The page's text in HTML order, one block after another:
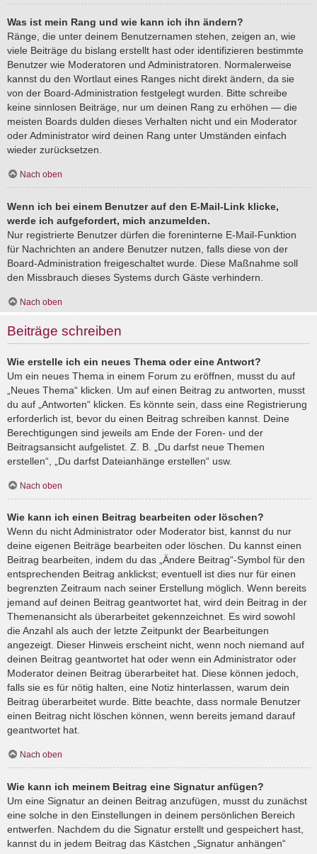
Was ist mein Rang und wie kann ich ihn ändern?
Ränge, die unter deinem Benutzernamen stehen, zeigen an, wie
viele Beiträge du bislang erstellt hast oder identifizieren bestimmte
Benutzer wie Moderatoren und Administratoren. Normalerweise
kannst du den Wortlaut eines Ranges nicht direkt ändern, da sie
von der Board-Administration festgelegt wurden. Bitte schreibe
keine sinnlosen Beiträge, nur um deinen Rang zu erhöhen — die
meisten Boards dulden dieses Verhalten nicht und ein Moderator
oder Administrator wird deinen Rang unter Umständen einfach
wieder zurücksetzen.
Nach oben
Wenn ich bei einem Benutzer auf den E-Mail-Link klicke,
werde ich aufgefordert, mich anzumelden.
Nur registrierte Benutzer dürfen die foreninterne E-Mail-Funktion
für Nachrichten an andere Benutzer nutzen, falls diese von der
Board-Administration freigeschaltet wurde. Diese Maßnahme soll
den Missbrauch dieses Systems durch Gäste verhindern.
Nach oben
Beiträge schreiben
Wie erstelle ich ein neues Thema oder eine Antwort?
Um ein neues Thema in einem Forum zu eröffnen, musst du auf
„Neues Thema“ klicken. Um auf einen Beitrag zu antworten, musst
du auf „Antworten“ klicken. Es könnte sein, dass eine Registrierung
erforderlich ist, bevor du einen Beitrag schreiben kannst. Deine
Berechtigungen sind jeweils am Ende der Foren- und der
Beitragsansicht aufgelistet. Z. B. „Du darfst neue Themen
erstellen“, „Du darfst Dateianhänge erstellen“ usw.
Nach oben
Wie kann ich einen Beitrag bearbeiten oder löschen?
Wenn du nicht Administrator oder Moderator bist, kannst du nur
deine eigenen Beiträge bearbeiten oder löschen. Du kannst einen
Beitrag bearbeiten, indem du das „Ändere Beitrag“-Symbol für den
entsprechenden Beitrag anklickst; eventuell ist dies nur für einen
begrenzten Zeitraum nach seiner Erstellung möglich. Wenn bereits
jemand auf deinen Beitrag geantwortet hat, wird dein Beitrag in der
Themenansicht als überarbeitet gekennzeichnet. Es wird sowohl
die Anzahl als auch der letzte Zeitpunkt der Bearbeitungen
angezeigt. Dieser Hinweis erscheint nicht, wenn noch niemand auf
deinen Beitrag geantwortet hat oder wenn ein Administrator oder
Moderator deinen Beitrag überarbeitet hat. Diese können jedoch,
falls sie es für nötig halten, eine Notiz hinterlassen, warum dein
Beitrag überarbeitet wurde. Bitte beachte, dass normale Benutzer
einen Beitrag nicht löschen können, wenn bereits jemand darauf
geantwortet hat.
Nach oben
Wie kann ich meinem Beitrag eine Signatur anfügen?
Um eine Signatur an deinen Beitrag anzufügen, musst du zunächst
eine solche in den Einstellungen in deinem persönlichen Bereich
entwerfen. Nachdem du die Signatur erstellt und gespeichert hast,
kannst du in jedem Beitrag das Kästchen „Signatur anhängen“